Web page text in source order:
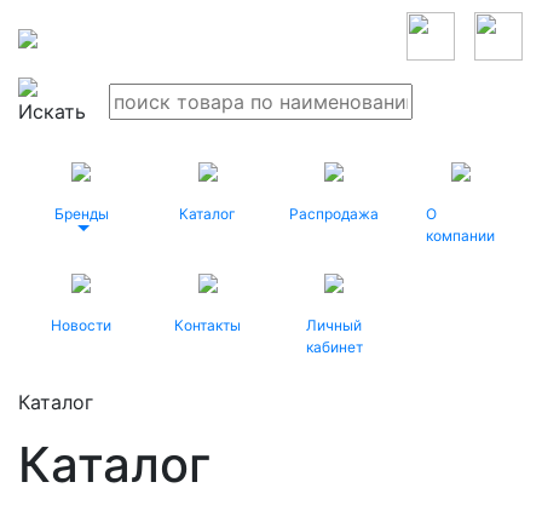
Бренды Каталог Распродажа
О
компании
Новости Контакты
Личный
кабинет
Каталог
Каталог